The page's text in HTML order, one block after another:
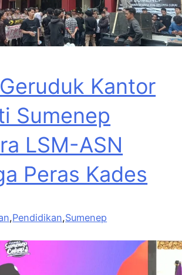
Kantor
Sumenep
LSM-ASN
Peras Kades
,Pendidikan,Sumenep